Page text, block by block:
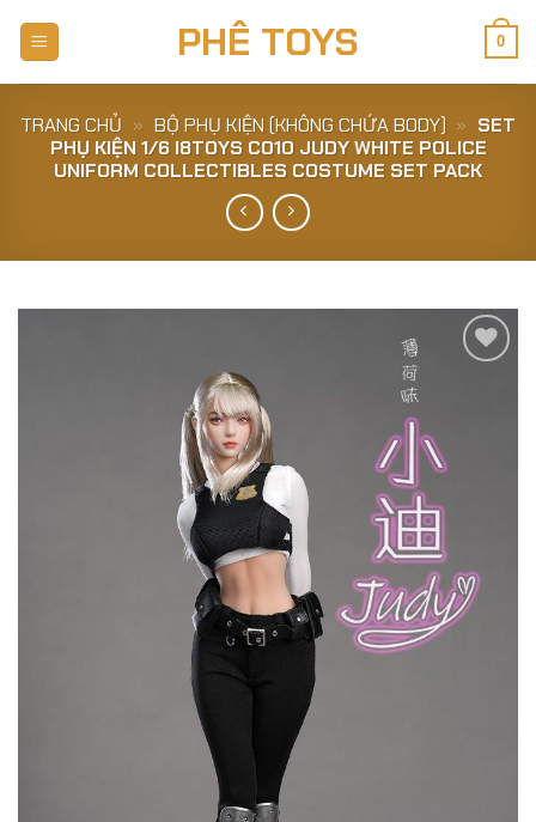
PHÊ TOYS 0
TRANG CHỦ » BỘ PHỤ KIỆN (KHÔNG CHỨA BODY) » SET
PHỤ KIỆN 1/6 I8TOYS C010 JUDY WHITE POLICE
UNIFORM COLLECTIBLES COSTUME SET PACK